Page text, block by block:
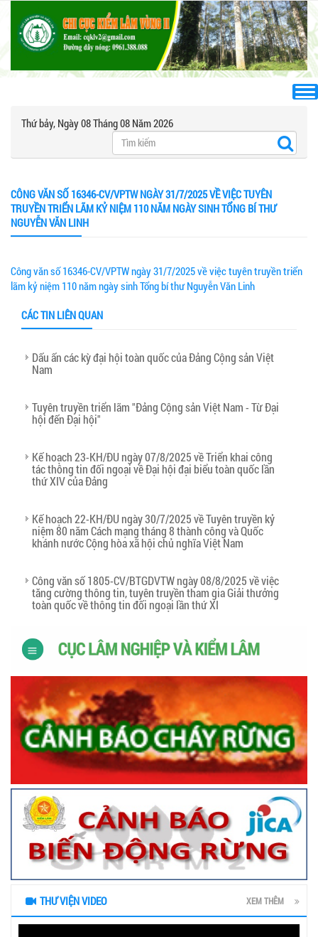
Thứ bảy, Ngày 08 Tháng 08 Năm 2026
CÔNG VĂN SỐ 16346-CV/VPTW NGÀY 31/7/2025 VỀ VIỆC TUYÊN
TRUYỀN TRIỂN LÃM KỶ NIỆM 110 NĂM NGÀY SINH TỔNG BÍ THƯ
NGUYỄN VĂN LINH
Công văn số 16346-CV/VPTW ngày 31/7/2025 về việc tuyên truyền triển
lãm kỷ niệm 110 năm ngày sinh Tổng bí thư Nguyễn Văn Linh
CÁC TIN LIÊN QUAN
Dấu ấn các kỳ đại hội toàn quốc của Đảng Cộng sản Việt
Nam
Tuyên truyền triển lãm "Đảng Cộng sản Việt Nam - Từ Đại
hội đến Đại hội"
Kế hoạch 23-KH/ĐU ngày 07/8/2025 về Triển khai công
tác thông tin đối ngoại về Đại hội đại biểu toàn quốc lần
thứ XIV của Đảng
Kế hoạch 22-KH/ĐU ngày 30/7/2025 về Tuyên truyền kỷ
niệm 80 năm Cách mạng tháng 8 thành công và Quốc
khánh nước Cộng hòa xã hội chủ nghĩa Việt Nam
Công văn số 1805-CV/BTGDVTW ngày 08/8/2025 về việc
tăng cường thông tin, tuyên truyền tham gia Giải thưởng
toàn quốc về thông tin đối ngoại lần thứ XI
THƯ VIỆN VIDEO XEM THÊM